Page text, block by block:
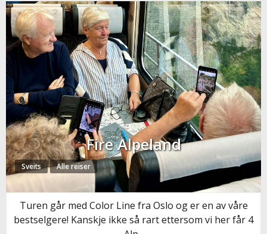
Fire Alpeland
Sveits Alle reiser
Turen går med Color Line fra Oslo og er en av våre
bestselgere! Kanskje ikke så rart ettersom vi her får 4